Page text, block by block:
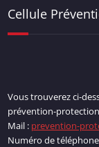
Cellule
Vous trouverez ci-
prévention-protection
Mail : prevention-
Numéro de téléphone